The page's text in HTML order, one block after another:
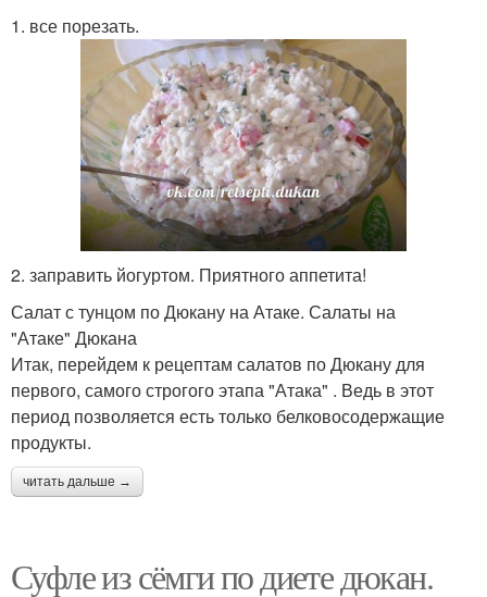
1. все порезать.
2. заправить йогуртом. Приятного аппетита!
Салат с тунцом по Дюкану на Атаке. Салаты на
"Атаке" Дюкана
Итак, перейдем к рецептам салатов по Дюкану для
первого, самого строгого этапа "Атака" . Ведь в этот
период позволяется есть только белковосодержащие
продукты.
читать дальше →
Суфле из сёмги по диете дюкан.